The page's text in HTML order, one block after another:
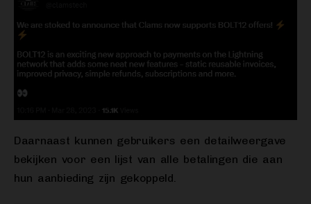
Daarnaast kunnen gebruikers een detailweergave
bekijken voor een lijst van alle betalingen die aan
hun aanbieding zijn gekoppeld.